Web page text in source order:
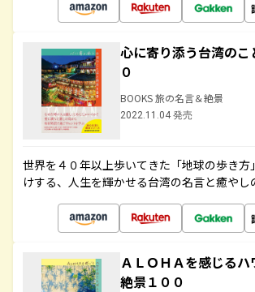
心に寄り添う台湾のこ
０
BOOKS 旅の名言＆絶景
2022.11.04 発売
世界を４０年以上歩いてきた「地球の歩き方
けする、人生を輝かせる台湾の名言と癒やし
ＡＬＯＨＡを感じる
絶景１００